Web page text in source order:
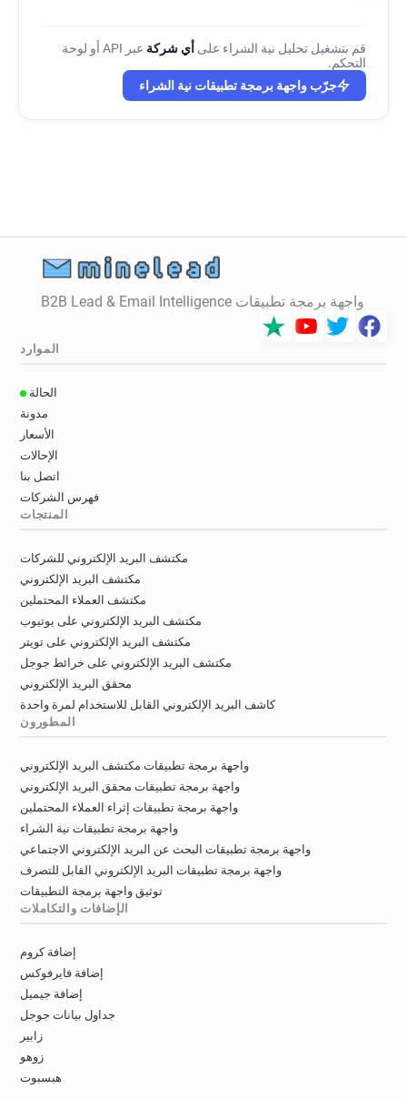
قم بتشغيل تحليل نية الشراء على أي شركة
عبر API أو لوحة
التحكم.
جرّب واجهة برمجة تطبيقات نية الشراء
واجهة برمجة تطبيقات B2B Lead & Email Intelligence
الموارد
الحالة
مدونة
الأسعار
الإحالات
اتصل بنا
فهرس الشركات
المنتجات
مكتشف البريد الإلكتروني للشركات
مكتشف البريد الإلكتروني
مكتشف العملاء المحتملين
مكتشف البريد الإلكتروني على يوتيوب
مكتشف البريد الإلكتروني على تويتر
مكتشف البريد الإلكتروني على خرائط جوجل
محقق البريد الإلكتروني
كاشف البريد الإلكتروني القابل للاستخدام لمرة واحدة
المطورون
واجهة برمجة تطبيقات مكتشف البريد الإلكتروني
واجهة برمجة تطبيقات محقق البريد الإلكتروني
واجهة برمجة تطبيقات إثراء العملاء المحتملين
واجهة برمجة تطبيقات نية الشراء
واجهة برمجة تطبيقات البحث عن البريد الإلكتروني الاجتماعي
واجهة برمجة تطبيقات البريد الإلكتروني القابل للتصرف
توثيق واجهة برمجة التطبيقات
الإضافات والتكاملات
إضافة كروم
إضافة فايرفوكس
إضافة جيميل
جداول بيانات جوجل
زابير
زوهو
هبسبوت